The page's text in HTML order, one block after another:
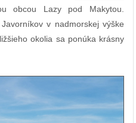
obcou Lazy pod Makytou.
v nadmorskej výške
okolia sa ponúka krásny